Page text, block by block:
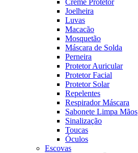
Creme Protetor
Joelheira
Luvas
Macacão
Mosquetão
Máscara de Solda
Perneira
Protetor Auricular
Protetor Facial
Protetor Solar
Repelentes
Respirador Máscara
Sabonete Limpa Mãos
Sinalização
Toucas
Óculos
Escovas